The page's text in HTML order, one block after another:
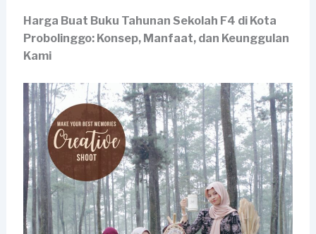
Harga Buat Buku Tahunan Sekolah F4 di Kota
Probolinggo: Konsep, Manfaat, dan Keunggulan
Kami